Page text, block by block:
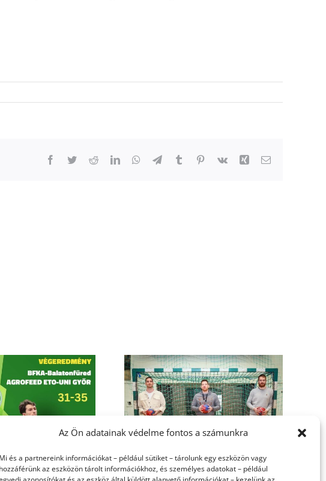
Az Ön adatainak védelme fontos a számunkra
Mi és a partnereink információkat – például sütiket – tárolunk egy eszközön vagy
hozzáférünk az eszközön tárolt információkhoz, és személyes adatokat – például
Facebook
TwitterRedditLinkedInWhatsApp
TelegramTumblr Pinterest
Vk Xing Email:
Győri ETO-UNI FKC